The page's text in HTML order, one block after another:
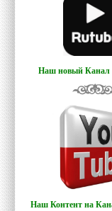
Наш новый Канал
Наш Контент на